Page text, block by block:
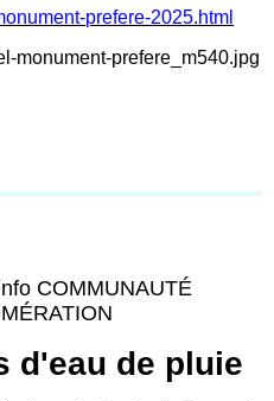
prefere-2025.html
COMMUNAUTÉ
d'eau de pluie